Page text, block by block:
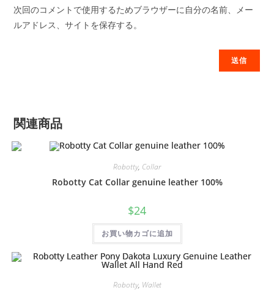
次回のコメントで使用するためブラウザーに自分の名前、メー
ルアドレス、サイトを保存する。
関連商品
Robotty, Collar
Robotty Cat Collar genuine leather 100%
$24
お買い物カゴに追加
Robotty, Wallet